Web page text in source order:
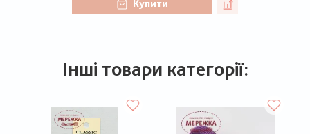
Купити
Інші товари категорії: